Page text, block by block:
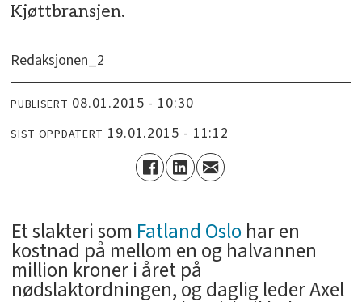
Kjøttbransjen.
Redaksjonen_2
PUBLISERT 08.01.2015 - 10:30
SIST OPPDATERT 19.01.2015 - 11:12
Et slakteri som Fatland Oslohar en
kostnad på mellom en og halvannen
million kroner i året på
nødslaktordningen, og daglig leder Axel